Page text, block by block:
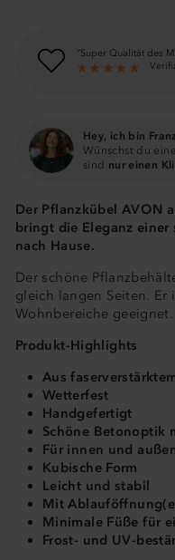
Super Qualität des
Hey, ich bin
Wünschst du
sind nur einen
Der Pflanzkübel AVON
bringt die Eleganz
nach Hause.
Der schöne
gleich langen Seiten. Er
Wohnbereiche geeignet.
Produkt-Highlights
Aus
Wetterfest
Handgefertigt
Schöne Betonoptik
Für innen und
Kubische Form
Leicht und stabil
Mit
Minimale Füße für
Frost- und UV-